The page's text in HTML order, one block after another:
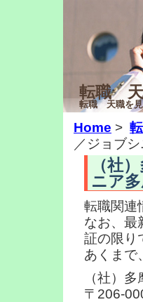
転職
転職 天職を
Home >
／ジョブ
（社
ニア
転職関連
なお、最
証の限り
あくまで
（社）
〒206-